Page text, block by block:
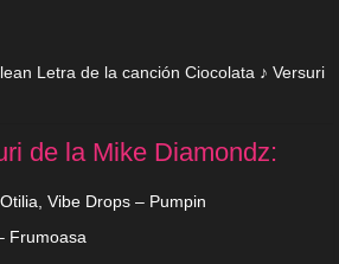
Letra de la canción Ciocolata ♪ Versuri
de la Mike Diamondz:
Vibe Drops – Pumpin
Frumoasa